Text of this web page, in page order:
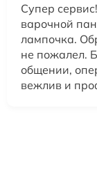
Супер
варочной
лампочка.
не пожалел.
общении,
вежлив и